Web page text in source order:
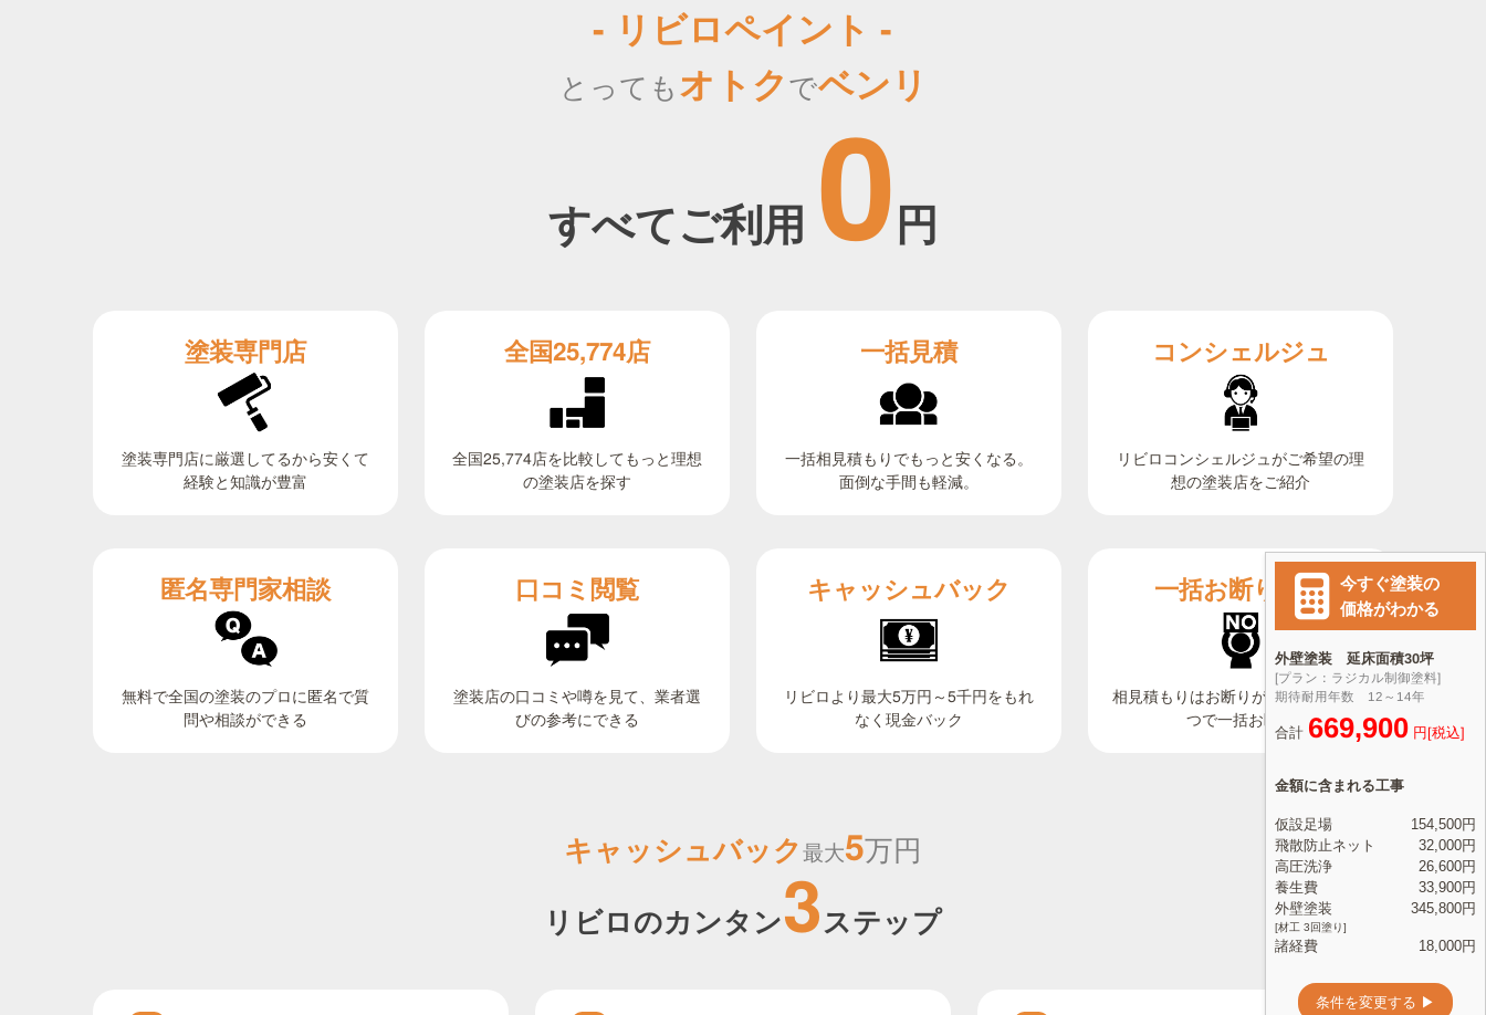
- リビロペイント -
とってもオトクでベンリ
すべてご利用 0円
塗装専門店
塗装専門店に厳選してるから安くて
経験と知識が豊富
全国25,774店
全国25,774店を比較してもっと理想
の塗装店を探す
一括見積
一括相見積もりでもっと安くなる。
面倒な手間も軽減。
コンシェルジュ
リビロコンシェルジュがご希望の理
想の塗装店をご紹介
匿名専門家相談
無料で全国の塗装のプロに匿名で質
問や相談ができる
口コミ閲覧
塗装店の口コミや噂を見て、業者選
びの参考にできる
キャッシュバック
リビロより最大5万円～5千円をもれ
なく現金バック
一括お断り機能
相見積もりはお断りが大変。ボタン1
つで一括お断り
キャッシュバック最大5万円
リビロのカンタン3ステップ